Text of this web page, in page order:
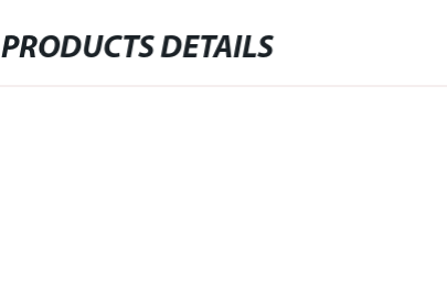
PRODUCTS DETAILS